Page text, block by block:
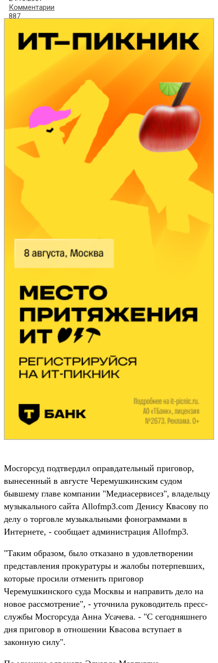
Комментарии
887
Мосгорсуд подтвердил оправдательный приговор,
вынесенный в августе Черемушкинским судом
бывшему главе компании "Медиасервисез", владельцу
музыкального сайта Allofmp3.com Денису Квасову по
делу о торговле музыкальными фонограммами в
Интернете, - сообщает администрация Allofmp3.
"Таким образом, было отказано в удовлетворении
представления прокуратуры и жалобы потерпевших,
которые просили отменить приговор
Черемушкинского суда Москвы и направить дело на
новое рассмотрение", - уточнила руководитель пресс-
службы Мосгорсуда Анна Усачева. - "С сегодняшнего
дня приговор в отношении Квасова вступает в
законную силу".